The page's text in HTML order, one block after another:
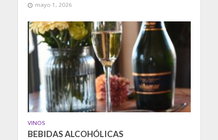
mayo 1, 2026
VINOS
BEBIDAS ALCOHÓLICAS